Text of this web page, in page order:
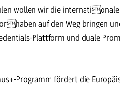
wollen wir die
auf den Weg bringen
Plattform und duale
Programm fördert die